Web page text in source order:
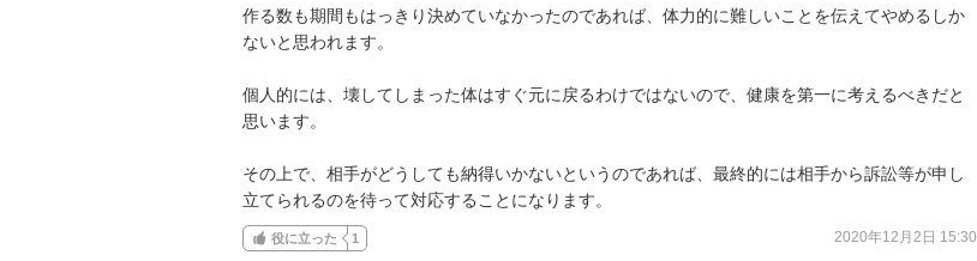
作る数も期間もはっきり決めていなかったのであれば、体力的に難しいことを伝えてやめるしか
ないと思われます。
個人的には、壊してしまった体はすぐ元に戻るわけではないので、健康を第一に考えるべきだと
思います。
その上で、相手がどうしても納得いかないというのであれば、最終的には相手から訴訟等が申し
立てられるのを待って対応することになります。
役に立った 1 2020年12月2日 15:30